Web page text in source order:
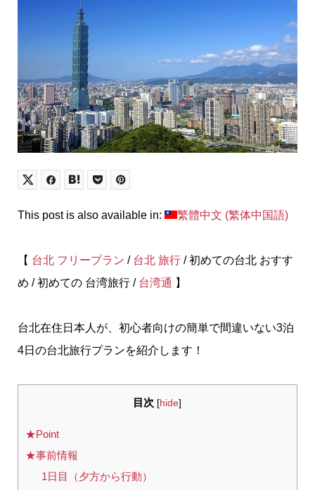
This post is also available in: 繁體中文 (繁体中国語)
【 台北 フリープラン / 台北 旅行/ 初めての台北 おすす
め / 初めての 台湾旅行 / 台湾通 】
台北在住日本人が、初心者向けの簡単で間違いない3泊
4日の台北旅行プランを紹介します！
目次 [hide]
★Point
★事前情報
1日目（夕方から行動）